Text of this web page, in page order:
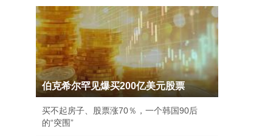
伯克希尔罕见爆买200亿美元股票
买不起房子、股票涨70％，一个韩国90后
的“突围”